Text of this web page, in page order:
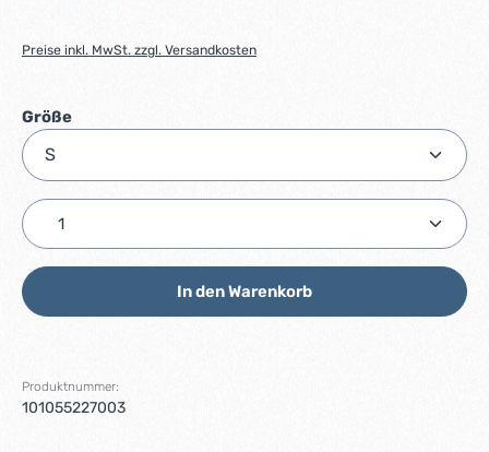
Preise inkl. MwSt. zzgl. Versandkosten
Größeauswählen
Produkt Anzahl: Gib den gewünschten Wert ein
In den Warenkorb
Produktnummer:
101055227003